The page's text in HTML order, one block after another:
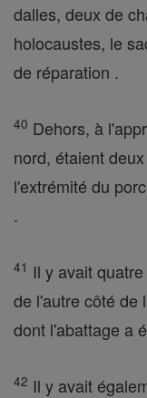
dalles, deux de
holocaustes, le
de réparation .
40 Dehors, à
nord, étaient
l'extrémité du
.
41 Il y avait
de l'autre côté de
dont l'abattage a
42 Il y avait